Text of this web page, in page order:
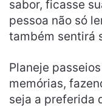
sabor, ficasse
pessoa não só
também sentirá
Planeje
memórias,
seja a preferida